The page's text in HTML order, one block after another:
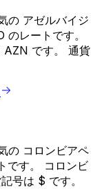
の アゼルバイジ
レートです。
AZN です。 通貨
の コロンビアペ
です。 コロンビ
号は $ です。